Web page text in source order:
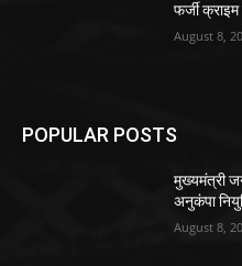
फर्जी
August 8,
POPULAR POSTS
मुख्यमंत्री
अनुकंपा
August 8,